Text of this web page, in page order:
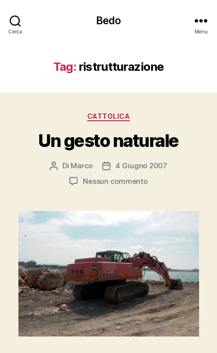
Cerca
Bedo
Menu
Tag: ristrutturazione
Categorie
CATTOLICA
Un gesto naturale
Autore
articolo
Di Marco
Data4 Giugno 2007
Nessun commentosu
naturale